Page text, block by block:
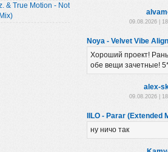
& True Motion - Not
09.08.2026 |
Noya - Velvet Vibe
Хороший проект!
обе вещи зачетные!
alex-
09.08.2026 |
IILO - Parar (Extended
ну ничо так